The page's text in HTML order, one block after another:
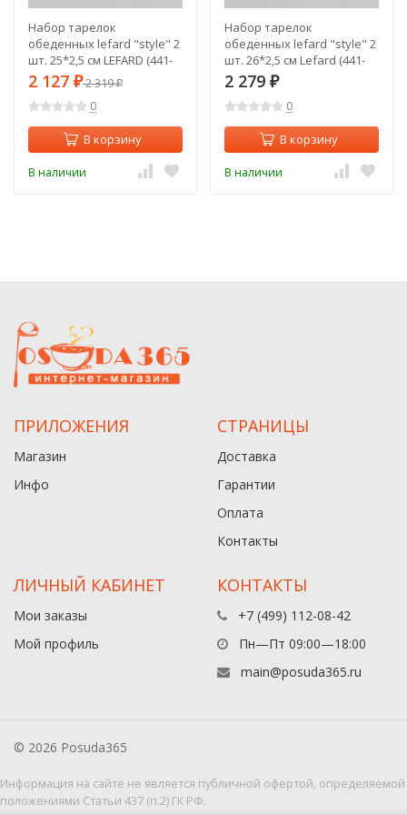
Набор тарелок
обеденных lefard "style" 2
шт. 25*2,5 см LEFARD (441-
059)
2 127 ₽2 319₽
0
В корзину
В наличии
Набор тарелок
обеденных lefard "style" 2
шт. 26*2,5 см Lefard (441-
034)
2 279 ₽
0
В корзину
В наличии
ПРИЛОЖЕНИЯ
Магазин
Инфо
СТРАНИЦЫ
Доставка
Гарантии
Оплата
Контакты
ЛИЧНЫЙ КАБИНЕТ
Мои заказы
Мой профиль
КОНТАКТЫ
+7 (499) 112-08-42
Пн—Пт 09:00—18:00
main@posuda365.ru
© 2026 Posuda365
Информация на сайте не является публичной офертой, определяемой
положениями Статьи 437 (п.2) ГК РФ.